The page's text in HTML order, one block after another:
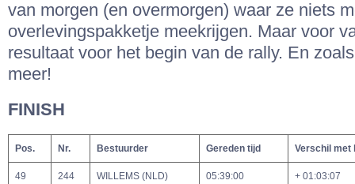
van morgen (en overmorgen) waar ze niets
overlevingspakketje meekrijgen. Maar voor
resultaat voor het begin van de rally. En
meer!
FINISH
Pos. Nr. Bestuurder Gereden tijd Verschil met
49 244 WILLEMS (NLD) 05:39:00 + 01:03:07